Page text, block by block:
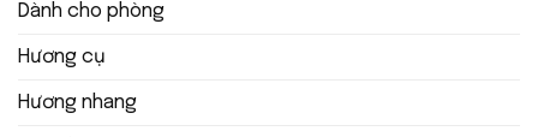
Dành cho phòng
Hương cụ
Hương nhang